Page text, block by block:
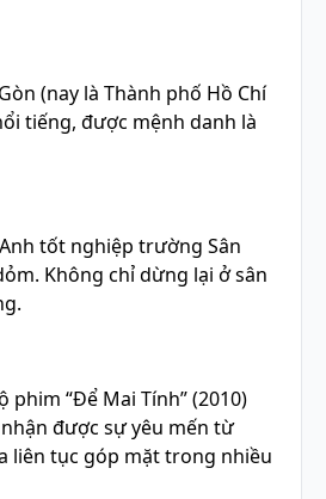
(nay là Thành phố Hồ Chí
tiếng, được mệnh danh là
tốt nghiệp trường Sân
Không chỉ dừng lại ở sân
“Để Mai Tính” (2010)
được sự yêu mến từ
liên tục góp mặt trong nhiều